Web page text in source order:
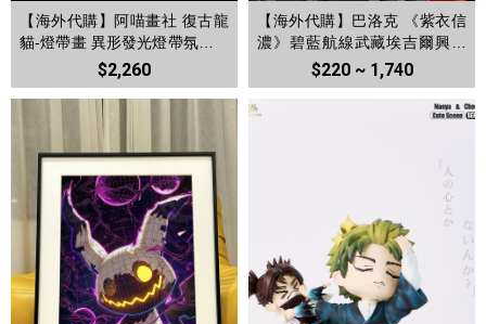
【海外代購】阿喵畫社 復古龍
貓-燈帶畫 異形發光燈帶氛圍裝
$2,260
【海外代購】巴洛克 《紫衣信
濃》碧藍航線武藏埃吉爾興登
堡動畫裝飾畫冰箱貼
$220 ~ 1,740